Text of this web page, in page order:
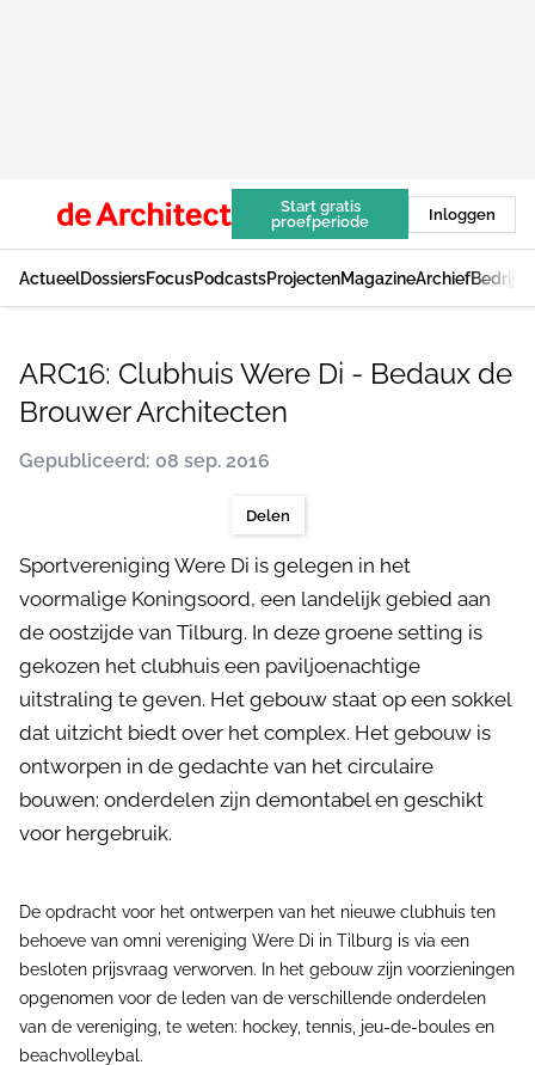
Start gratis
proefperiode
Inloggen
ActueelDossiersFocusPodcastsProjectenMagazineArchief
ARC16: Clubhuis Were Di - Bedaux de
Brouwer Architecten
Gepubliceerd: 08 sep. 2016
Delen
Sportvereniging Were Di is gelegen in het
voormalige Koningsoord, een landelijk gebied aan
de oostzijde van Tilburg. In deze groene setting is
gekozen het clubhuis een paviljoenachtige
uitstraling te geven. Het gebouw staat op een sokkel
dat uitzicht biedt over het complex. Het gebouw is
ontworpen in de gedachte van het circulaire
bouwen: onderdelen zijn demontabel en geschikt
voor hergebruik.
De opdracht voor het ontwerpen van het nieuwe clubhuis ten
behoeve van omni vereniging Were Di in Tilburg is via een
besloten prijsvraag verworven. In het gebouw zijn voorzieningen
opgenomen voor de leden van de verschillende onderdelen
van de vereniging, te weten: hockey, tennis, jeu-de-boules en
beachvolleybal.